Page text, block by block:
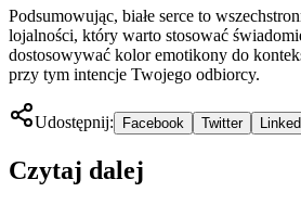
Podsumowując, białe serce to
lojalności, który warto stosować
dostosowywać kolor emotikony do
przy tym intencje Twojego odbiorcy.
Udostępnij: Facebook Twitter
Czytaj dalej